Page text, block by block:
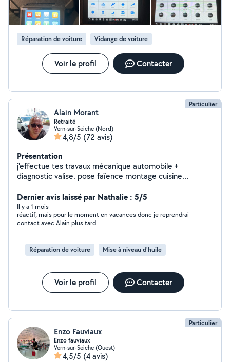
Réparation de voiture Vidange de voiture
Voir le profil Contacter
Particulier
Alain Morant
Retraité
Vern-sur-Seiche (Nord)
4,8/5 (72 avis)
Présentation
j'effectue tes travaux mécanique automobile +
diagnostic valise. pose faïence montage cuisine
Dernier avis laissé par Nathalie : 5/5
Il y a 1 mois
réactif, mais pour le moment en vacances donc je reprendrai
contact avec Alain plus tard.
Réparation de voiture Mise à niveau d'huile
Voir le profil Contacter
Particulier
Enzo Fauviaux
Enzo fauviaux
Vern-sur-Seiche (Ouest)
4,5/5 (4 avis)